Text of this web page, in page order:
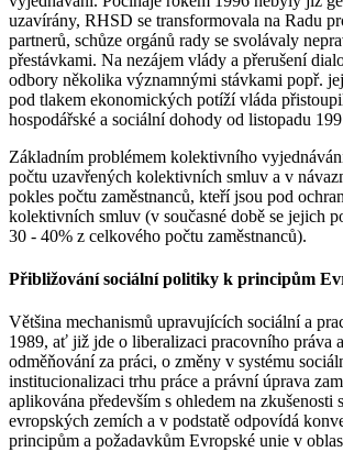
uzavírány, RHSD se transformovala na Radu
partnerů, schůze orgánů rady se svolávaly
přestávkami. Na nezájem vlády a přerušení
odbory několika významnými stávkami popř.
pod tlakem ekonomických potíží vláda
hospodářské a sociální dohody od listopadu
Základním problémem kolektivního
počtu uzavřených kolektivních smluv a v
pokles počtu zaměstnanců, kteří jsou pod
kolektivních smluv (v současné době se jejich
30 - 40% z celkového počtu zaměstnanců).
Přibližování sociální politiky k principům
Většina mechanismů upravujících sociální a
1989, ať již jde o liberalizaci pracovního práva
odměňování za práci, o změny v systému
institucionalizaci trhu práce a právní úprava
aplikována především s ohledem na zkušenosti
evropských zemích a v podstatě odpovídá
principům a požadavkům Evropské unie v